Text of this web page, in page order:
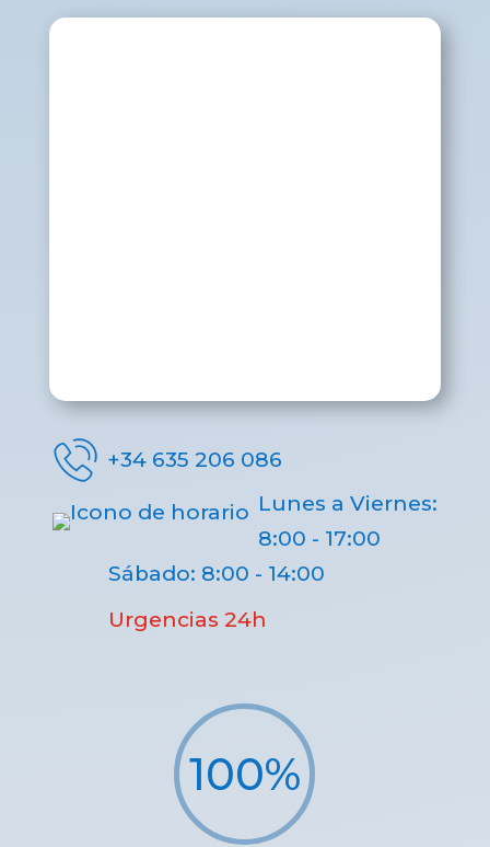
+34 635 206 086
Lunes a Viernes:
8:00 - 17:00
Sábado: 8:00 - 14:00
Urgencias 24h
100%